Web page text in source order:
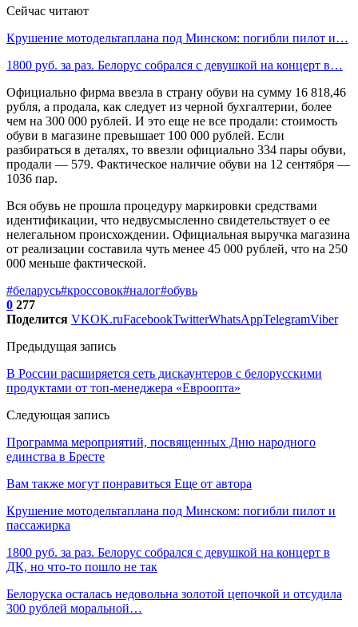
Сейчас читают
Крушение мотодельтаплана под Минском: погибли пилот и…
1800 руб. за раз. Белорус собрался с девушкой на концерт в…
Официально фирма ввезла в страну обуви на сумму 16 818,46
рубля, а продала, как следует из черной бухгалтерии, более
чем на 300 000 рублей. И это еще не все продали: стоимость
обуви в магазине превышает 100 000 рублей. Если
разбираться в деталях, то ввезли официально 334 пары обуви,
продали — 579. Фактическое наличие обуви на 12 сентября —
1036 пар.
Вся обувь не прошла процедуру маркировки средствами
идентификации, что недвусмысленно свидетельствует о ее
нелегальном происхождении. Официальная выручка магазина
от реализации составила чуть менее 45 000 рублей, что на 250
000 меньше фактической.
#беларусь#кроссовок#налог#обувь
0 277
Поделится VKOK.ruFacebookTwitterWhatsAppTelegramViber
Предыдущая запись
В России расширяется сеть дискаунтеров с белорусскими
продуктами от топ-менеджера «Евроопта»
Следующая запись
Программа мероприятий, посвященных Дню народного
единства в Бресте
Вам также могут понравиться Еще от автора
Крушение мотодельтаплана под Минском: погибли пилот и
пассажирка
1800 руб. за раз. Белорус собрался с девушкой на концерт в
ДК, но что-то пошло не так
Белоруска осталась недовольна золотой цепочкой и отсудила
300 рублей моральной…